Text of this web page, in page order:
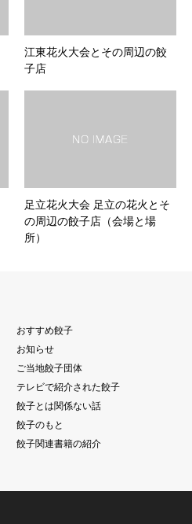
江東花火大会とその周辺の餃
子店
足立花火大会 足立の花火とそ
の周辺の餃子店（会場と場
所）
おすすめ餃子
お知らせ
ご当地餃子団体
テレビで紹介された餃子
餃子とは関係ない話
餃子のもと
餃子関連書籍の紹介